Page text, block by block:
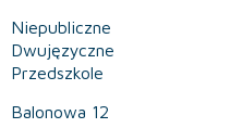
Niepubliczne
Dwujęzyczne
Przedszkole
Balonowa 12